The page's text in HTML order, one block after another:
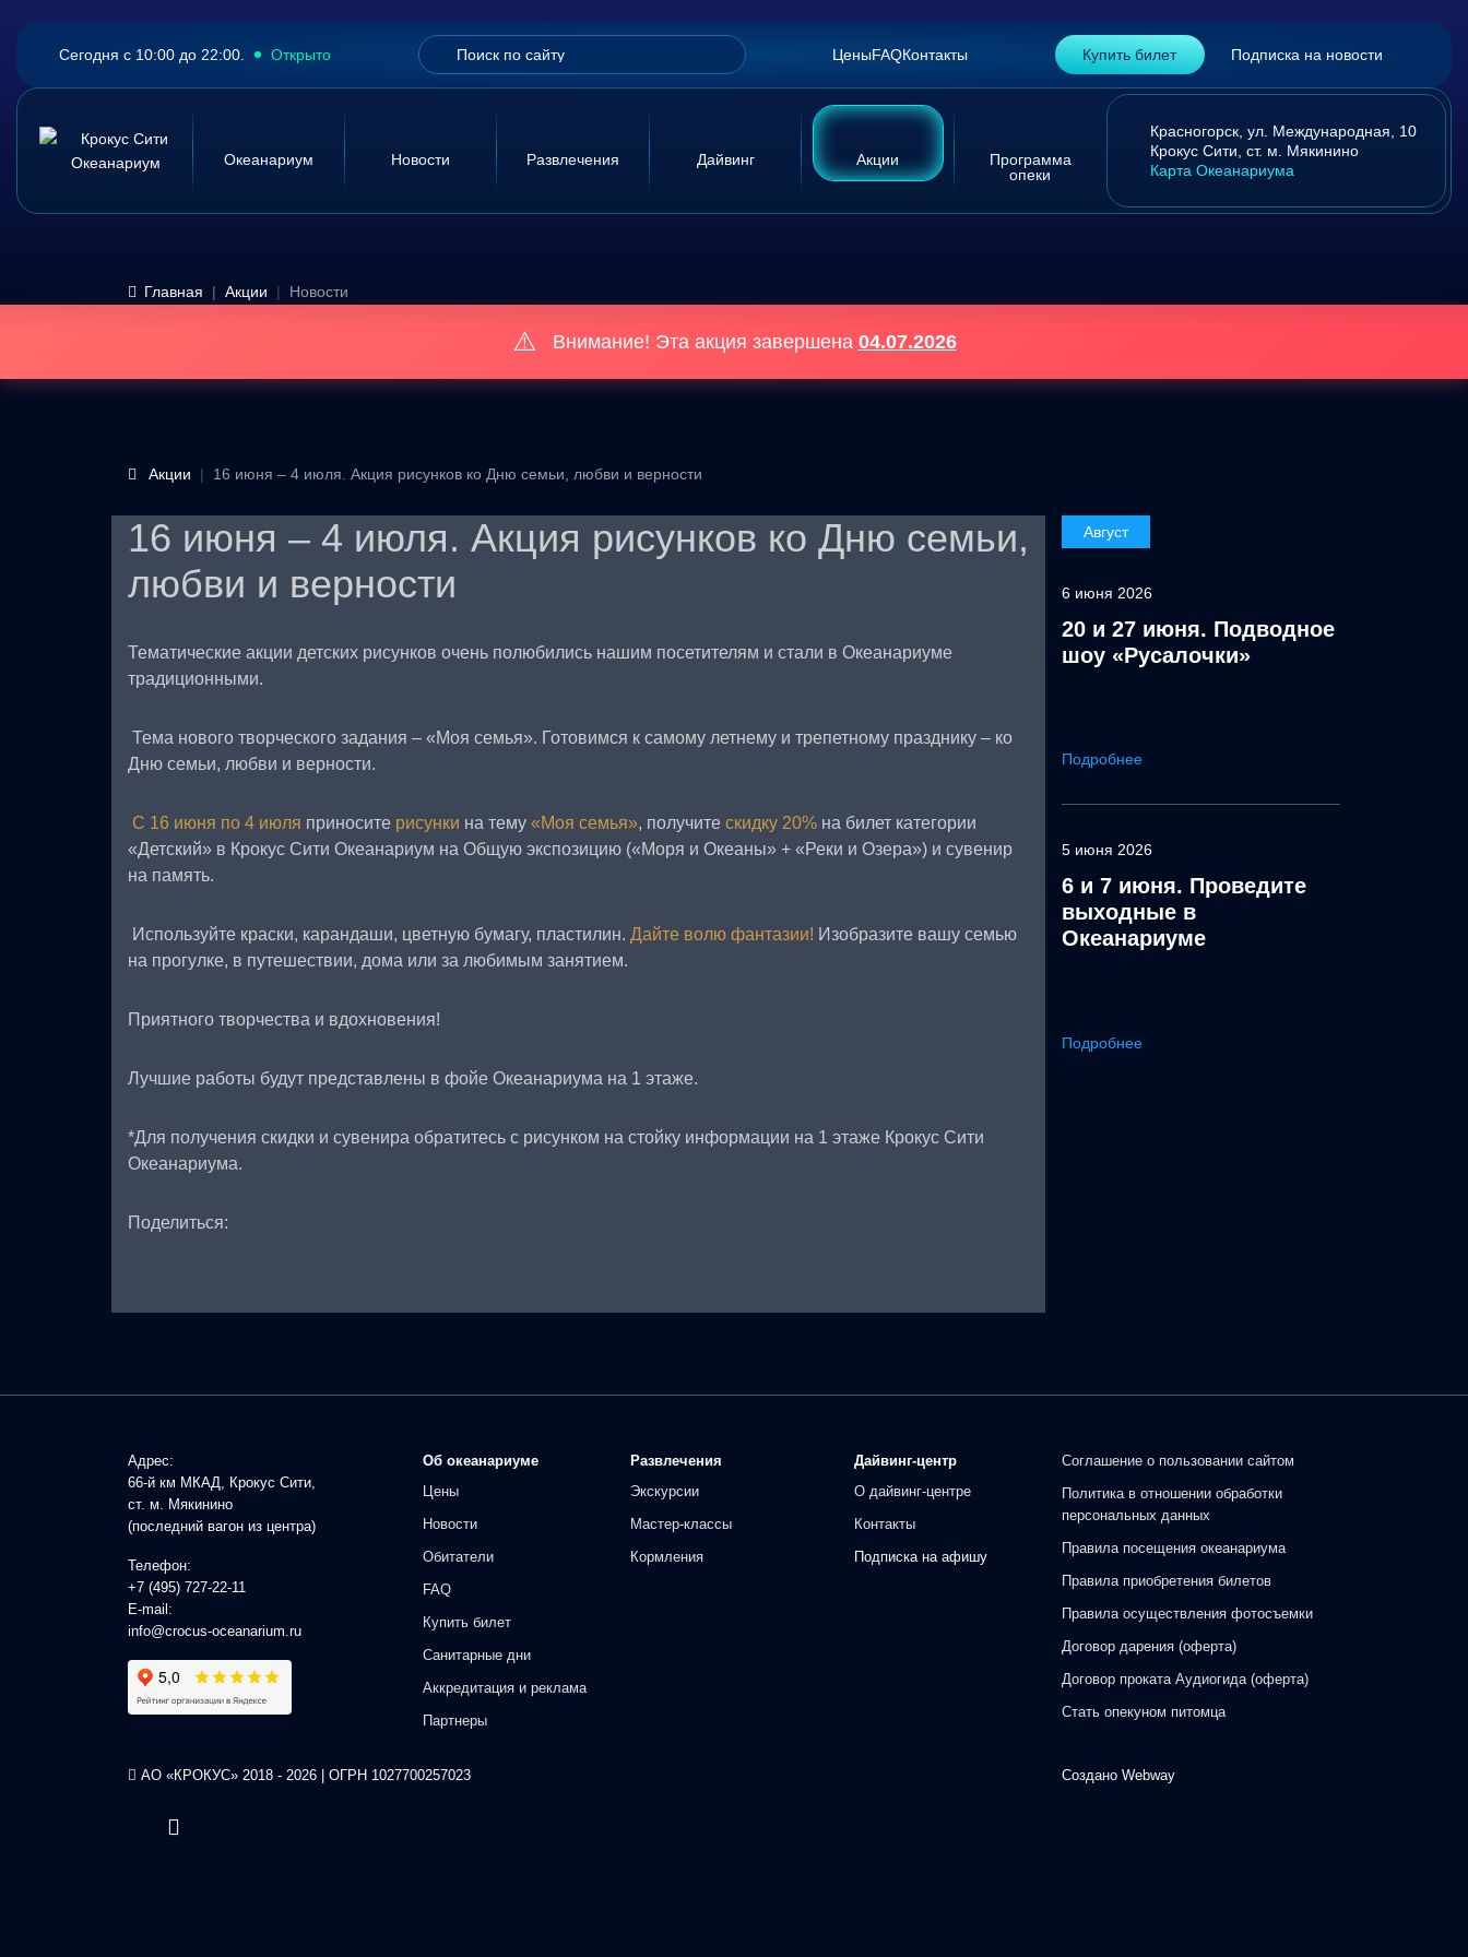
Сегодня с 10:00 до 22:00. Открыто ЦеныFAQКонтакты Купить билет Подписка на новости
Океанариум Новости Развлечения Дайвинг Акции
Программа
опеки
Красногорск, ул. Международная, 10
Крокус Сити, ст. м. Мякинино
Карта Океанариума
Главная Акции Новости
⚠️ Внимание! Эта акция завершена 04.07.2026
Акции 16 июня – 4 июля. Акция рисунков ко Дню семьи, любви и верности
16 июня – 4 июля. Акция рисунков ко Дню семьи,
любви и верности
Тематические акции детских рисунков очень полюбились нашим посетителям и стали в Океанариуме
традиционными.
Тема нового творческого задания – «Моя семья». Готовимся к самому летнему и трепетному празднику – ко
Дню семьи, любви и верности.
С 16 июня по 4 июля приносите рисунки на тему «Моя семья», получите скидку 20% на билет категории
«Детский» в Крокус Сити Океанариум на Общую экспозицию («Моря и Океаны» + «Реки и Озера») и сувенир
на память.
Используйте краски, карандаши, цветную бумагу, пластилин. Дайте волю фантазии! Изобразите вашу семью
на прогулке, в путешествии, дома или за любимым занятием.
Приятного творчества и вдохновения!
Лучшие работы будут представлены в фойе Океанариума на 1 этаже.
*Для получения скидки и сувенира обратитесь с рисунком на стойку информации на 1 этаже Крокус Сити
Океанариума.
Поделиться:
Август
6 июня 2026
20 и 27 июня. Подводное
шоу «Русалочки»
Подробнее
5 июня 2026
6 и 7 июня. Проведите
выходные в
Океанариуме
Подробнее
Адрес:
66-й км МКАД, Крокус Сити,
ст. м. Мякинино
(последний вагон из центра)
Телефон:
+7 (495) 727-22-11
E-mail:
info@crocus-oceanarium.ru
Об океанариуме
Цены
Новости
Обитатели
FAQ
Купить билет
Санитарные дни
Аккредитация и реклама
Партнеры
Развлечения
Экскурсии
Мастер-классы
Кормления
Дайвинг-центр
О дайвинг-центре
Контакты
Подписка на афишу
Соглашение о пользовании сайтом
Политика в отношении обработки
персональных данных
Правила посещения океанариума
Правила приобретения билетов
Правила осуществления фотосъемки
Договор дарения (оферта)
Договор проката Аудиогида (оферта)
Стать опекуном питомца
АО «КРОКУС» 2018 - 2026 | ОГРН 1027700257023 Создано Webway